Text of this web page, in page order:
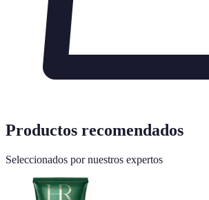
Productos recomendados
Seleccionados por nuestros expertos